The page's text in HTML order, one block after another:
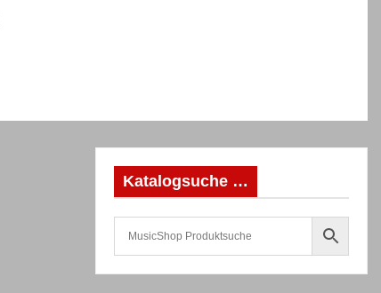
Katalogsuche …